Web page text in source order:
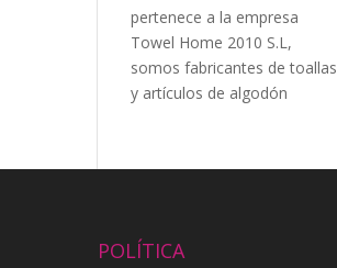
pertenece a la empresa
Towel Home 2010 S.L,
somos fabricantes de toallas
y artículos de algodón
POLÍTICA